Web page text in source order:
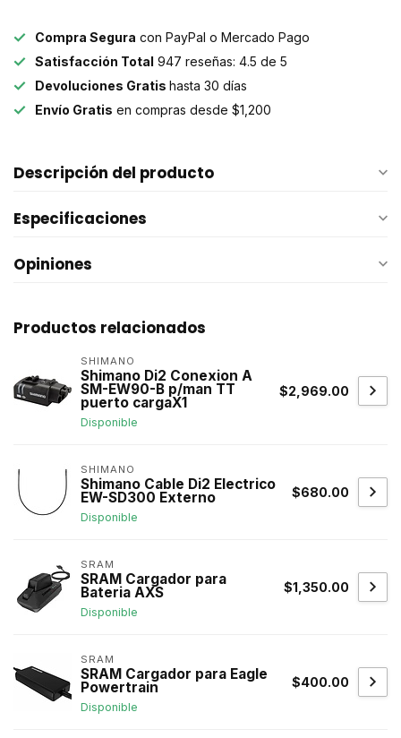
Compra Segura con PayPal o Mercado Pago
Satisfacción Total 947 reseñas: 4.5 de 5
Devoluciones Gratis hasta 30 días
Envío Gratis en compras desde $1,200
Descripción del producto
Especificaciones
Opiniones
Productos relacionados
SHIMANO
Shimano Di2 Conexion A
SM-EW90-B p/man TT
puerto cargaX1
Disponible
$2,969.00
SHIMANO
Shimano Cable Di2 Electrico
EW-SD300 Externo
Disponible
$680.00
SRAM
SRAM Cargador para
Bateria AXS
Disponible
$1,350.00
SRAM
SRAM Cargador para Eagle
Powertrain
Disponible
$400.00